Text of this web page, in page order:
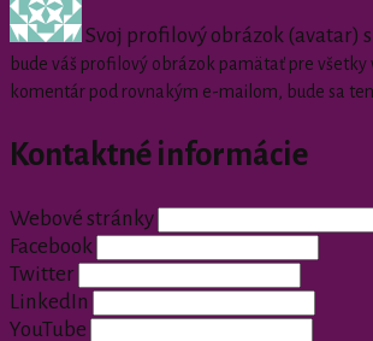
Svoj profilový obrázok (avatar)
bude váš profilový obrázok pamätať pre
komentár pod rovnakým e-mailom, bude sa
Kontaktné informácie
Webové stránky
Facebook
Twitter
LinkedIn
YouTube